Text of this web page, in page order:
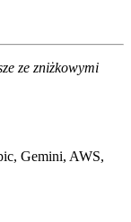
ze zniżkowymi
Gemini, AWS,